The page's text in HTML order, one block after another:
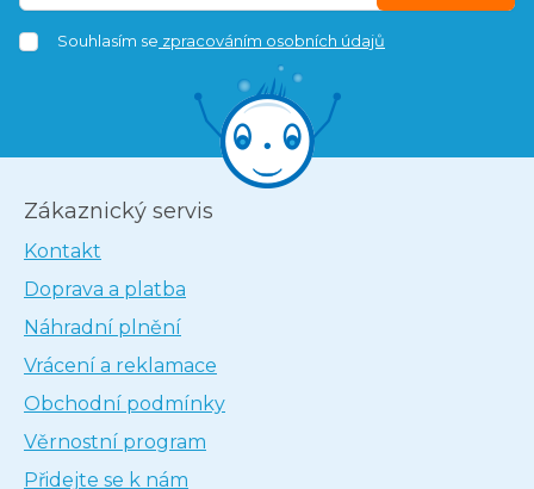
Souhlasím se zpracováním osobních údajů
Zákaznický servis
Kontakt
Doprava a platba
Náhradní plnění
Vrácení a reklamace
Obchodní podmínky
Věrnostní program
Přidejte se k nám